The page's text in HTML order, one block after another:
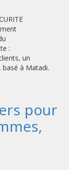
:
un
basé à Matadi.
pour